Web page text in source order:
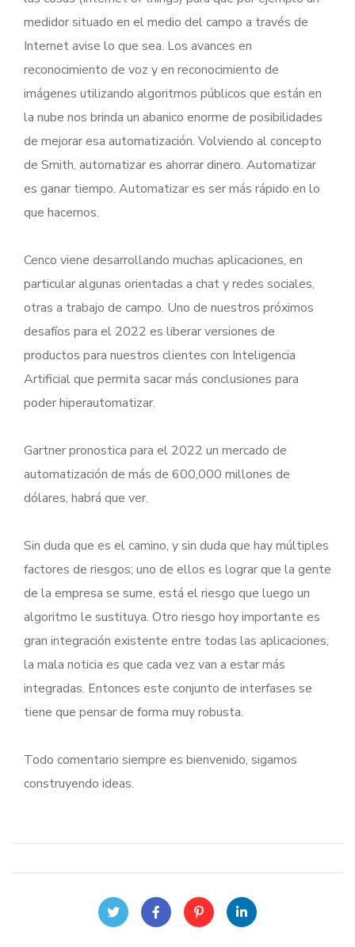
medidor situado en el medio del campo a través de
Internet avise lo que sea. Los avances en
reconocimiento de voz y en reconocimiento de
imágenes utilizando algoritmos públicos que están en
la nube nos brinda un abanico enorme de posibilidades
de mejorar esa automatización. Volviendo al concepto
de Smith, automatizar es ahorrar dinero. Automatizar
es ganar tiempo. Automatizar es ser más rápido en lo
que hacemos.
Cenco viene desarrollando muchas aplicaciones, en
particular algunas orientadas a chat y redes sociales,
otras a trabajo de campo. Uno de nuestros próximos
desafíos para el 2022 es liberar versiones de
productos para nuestros clientes con Inteligencia
Artificial que permita sacar más conclusiones para
poder hiperautomatizar.
Gartner pronostica para el 2022 un mercado de
automatización de más de 600,000 millones de
dólares, habrá que ver.
Sin duda que es el camino, y sin duda que hay múltiples
factores de riesgos; uno de ellos es lograr que la gente
de la empresa se sume, está el riesgo que luego un
algoritmo le sustituya. Otro riesgo hoy importante es
gran integración existente entre todas las aplicaciones,
la mala noticia es que cada vez van a estar más
integradas. Entonces este conjunto de interfases se
tiene que pensar de forma muy robusta.
Todo comentario siempre es bienvenido, sigamos
construyendo ideas.